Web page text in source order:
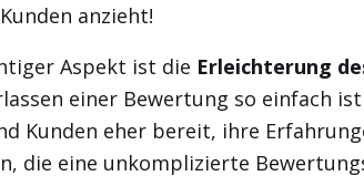
anzieht!
Aspekt ist die Erleichterung
einer Bewertung so einfach
Kunden eher bereit, ihre
die eine unkomplizierte